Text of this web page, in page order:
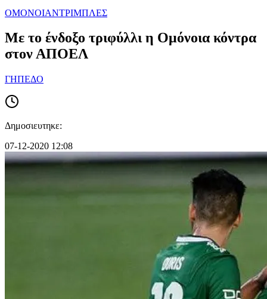
ΟΜΟΝΟΙΑΝΤΡΙΜΠΛΕΣ
Με το ένδοξο τριφύλλι η Ομόνοια κόντρα
στον ΑΠΟΕΛ
ΓΗΠΕΔΟ
Δημοσιευτηκε:
07-12-2020 12:08